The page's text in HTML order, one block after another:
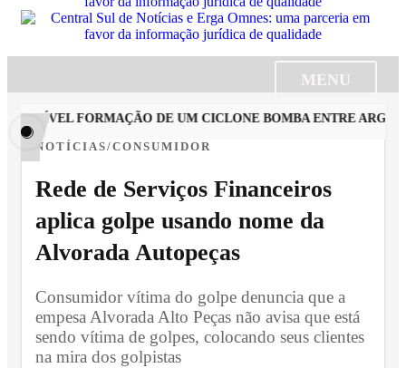
MENU
FORMAÇÃO DE UM CICLONE BOMBA ENTRE
NOTÍCIAS/CONSUMIDOR
Rede de Serviços Financeiros
aplica golpe usando nome da
Alvorada Autopeças
Consumidor vítima do golpe denuncia que a
empesa Alvorada Alto Peças não avisa que está
sendo vítima de golpes, colocando seus clientes
na mira dos golpistas